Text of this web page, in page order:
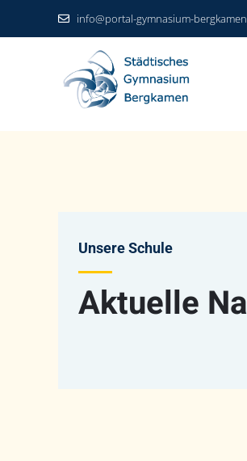
info@portal-gymnasium-
Aktuelle
Unsere Schule